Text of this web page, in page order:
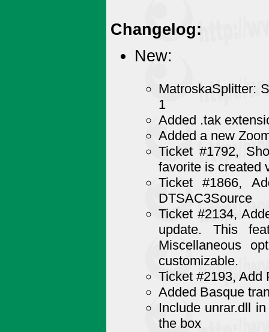
Changelog:
New:
MatroskaSplitter:
1
Added .tak
Added a new
Ticket #1792,
favorite is created
Ticket #1866,
DTSAC3Source
Ticket #2134,
update. This
Miscellaneous
customizable.
Ticket #2193, Add
Added Basque
Include unrar.dll
the box